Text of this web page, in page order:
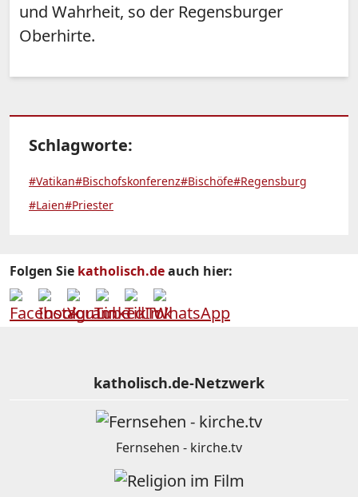
und Wahrheit, so der Regensburger
Oberhirte.
Schlagworte:
#Vatikan#Bischofskonferenz#Bischöfe#Regensburg
#Laien#Priester
Folgen Sie katholisch.deauch hier:
katholisch.de-Netzwerk
Fernsehen - kirche.tv